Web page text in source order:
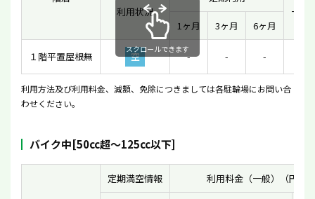
利用状況
一時
1ヶ月
3ヶ月 6ヶ月
１階平置屋根無 空 - - -
スクロールできます
利用方法及び利用料金、減額、免除につきましては各駐輪場にお問い合
わせください。
バイク中[50cc超〜125cc以下]
定期満空情報 利用料金（一般）（円）